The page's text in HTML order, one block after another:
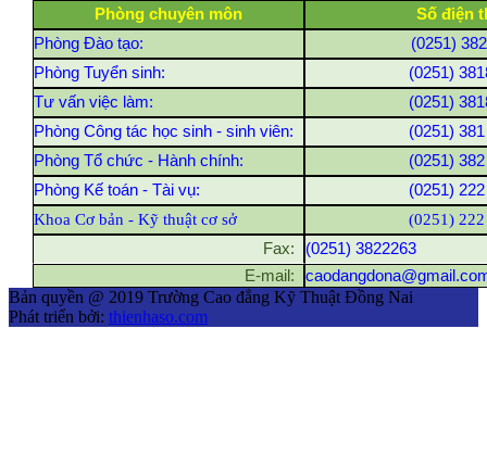
Phòng chuyên môn
Số điện
Phòng Đào tạo:
(0251)
Phòng Tuyển sinh:
(0251)
Tư vấn việc làm:
(0251)
Phòng Công tác học sinh - sinh viên:
(0251)
Phòng Tổ chức - Hành chính:
(0251)
Phòng Kế toán - Tài vụ:
(0251)
Khoa Cơ bản - Kỹ thuật cơ sở
(0251)
Fax:
(0251) 3822263
E-mail:
Bản quyền @ 2019 Trường Cao đẳng Kỹ Thuật Đồng Nai
Phát triển bởi: thienhaso.com